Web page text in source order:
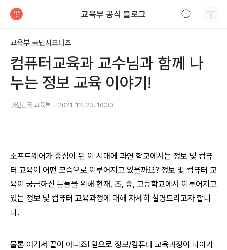
교육부 공식 블로그
교육부 국민서포터즈
컴퓨터교육과 교수님과 함께 나
누는 정보 교육 이야기!
대한민국 교육부 2021. 12. 23. 10:00
소프트웨어가 중심이 된 이 시대에 과연 학교에서는 정보 및 컴퓨
터 교육이 어떤 모습으로 이루어지고 있을까요? 정보 및 컴퓨터 교
육이 궁금하신 분들을 위해 현재, 초, 중, 고등학교에서 이루어지고
있는 정보 및 컴퓨터 교육과정에 대해 자세히 설명드리고자 합니
다.
물론 여기서 끝이 아니죠! 앞으로 정보/컴퓨터 교육과정이 나아가